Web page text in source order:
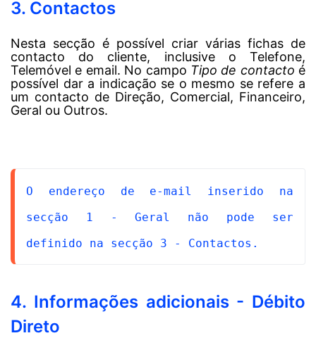
3. Contactos
Nesta secção é possível criar várias fichas de
contacto do cliente, inclusive o Telefone,
Telemóvel e email. No campo Tipo de contacto é
possível dar a indicação se o mesmo se refere a
um contacto de Direção, Comercial, Financeiro,
Geral ou Outros.
O endereço de e-mail inserido na
secção 1 - Geral não pode ser
definido na secção 3 - Contactos.
4. Informações adicionais - Débito
Direto